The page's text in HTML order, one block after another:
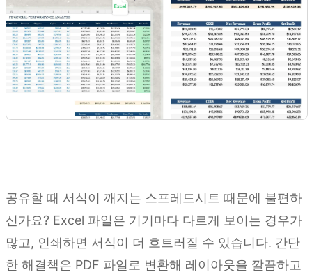
공유할 때 서식이 깨지는 스프레드시트 때문에 불편하
신가요? Excel 파일은 기기마다 다르게 보이는 경우가
많고, 인쇄하면 서식이 더 흐트러질 수 있습니다. 간단
한 해결책은 PDF 파일로 변환해 레이아웃을 깔끔하고